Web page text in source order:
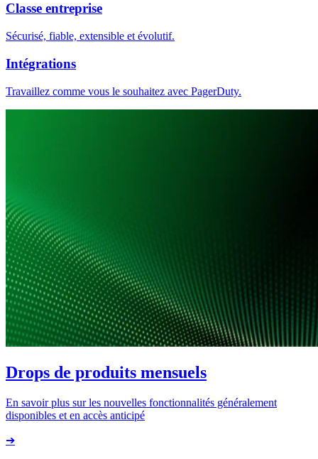
Classe entreprise
Sécurisé, fiable, extensible et évolutif.
Intégrations
Travaillez comme vous le souhaitez avec PagerDuty.
Drops de produits mensuels
En savoir plus sur les nouvelles fonctionnalités généralement
disponibles et en accès anticipé
➔